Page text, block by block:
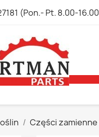
(Pon.- Pt. 8.00-
Części